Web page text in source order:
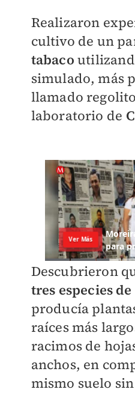
Realizaron
cultivo de un
tabaco
simulado, más
llamado
laboratorio de
Descubrieron
tres especies
producía
raíces más
racimos de
anchos, en
mismo suelo